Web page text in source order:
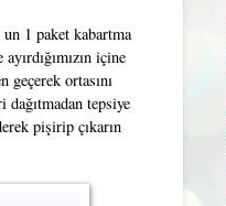
un 1 paket kabartma
içine
geçerek ortasını
tepsiye
pişirip çıkarın